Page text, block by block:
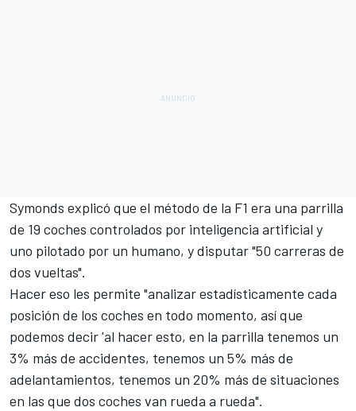
Symonds explicó que el método de la F1 era una parrilla
de 19 coches controlados por inteligencia artificial y
uno pilotado por un humano, y disputar "50 carreras de
dos vueltas".
Hacer eso les permite "analizar estadísticamente cada
posición de los coches en todo momento, así que
podemos decir 'al hacer esto, en la parrilla tenemos un
3% más de accidentes, tenemos un 5% más de
adelantamientos, tenemos un 20% más de situaciones
en las que dos coches van rueda a rueda".